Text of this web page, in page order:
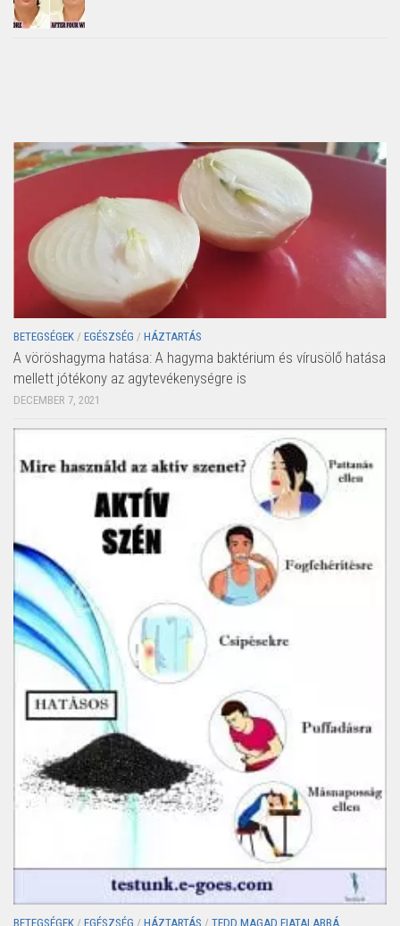
BETEGSÉGEK / EGÉSZSÉG / HÁZTARTÁS
A vöröshagyma hatása: A hagyma baktérium és vírusölő hatása
mellett jótékony az agytevékenységre is
DECEMBER 7, 2021
BETEGSÉGEK / EGÉSZSÉG / HÁZTARTÁS / TEDD MAGAD FIATALABBÁ